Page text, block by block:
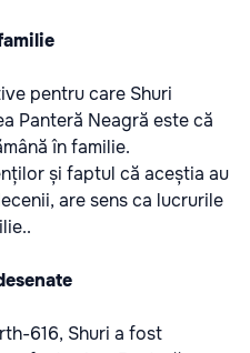
pentru care Shuri
Panteră Neagră este că
în familie.
și faptul că aceștia au
are sens ca lucrurile
616, Shuri a fost